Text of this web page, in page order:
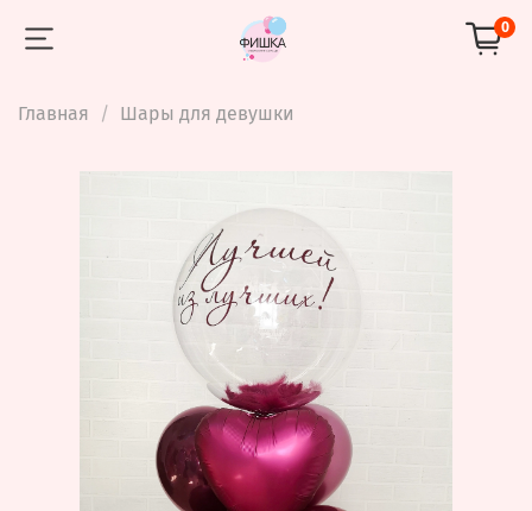
0
Главная Шары для девушки